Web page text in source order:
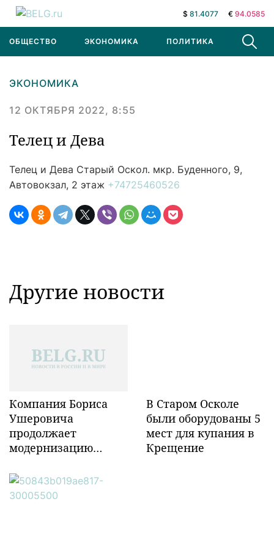
$ 81.4077 € 94.0585
ОБЩЕСТВО ЭКОНОМИКА ПОЛИТИКА В МИРЕ
ЭКОНОМИКА
12 ОКТЯБРЯ 2022, 8:55
Телец и Дева
Телец и Дева Старый Оскол. мкр. Буденного, 9,
Автовокзал, 2 этаж +74725460526
Другие новости
Компания Бориса
Ушеровича
продолжает
модернизацию
инфраструктуры в
Забайкалье
В Старом Осколе
были оборудованы 5
мест для купания в
Крещение